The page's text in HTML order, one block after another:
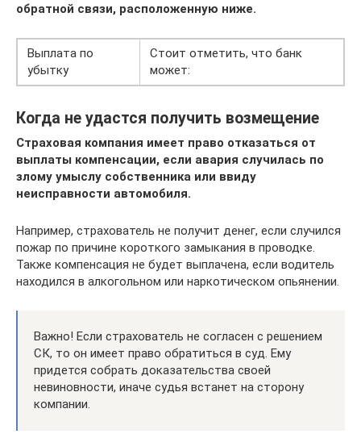
обратной связи, расположенную ниже.
Выплата по
убытку
Стоит отметить, что банк
может:
Когда не удастся получить возмещение
Страховая компания имеет право отказаться от
выплаты компенсации, если авария случилась по
злому умыслу собственника или ввиду
неисправности автомобиля.
Например, страхователь не получит денег, если случился
пожар по причине короткого замыкания в проводке.
Также компенсация не будет выплачена, если водитель
находился в алкогольном или наркотическом опьянении.
Важно! Если страхователь не согласен с решением
СК, то он имеет право обратиться в суд. Ему
придется собрать доказательства своей
невиновности, иначе судья встанет на сторону
компании.